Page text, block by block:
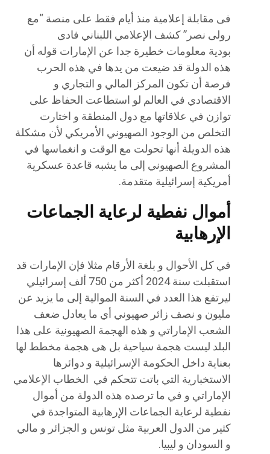
فى مقابلة إعلامية منذ أيام فقط على منصة “مع
رولى نصر” كشف الإعلامي اللبناني فادى
بودية معلومات خطيرة جدا عن الإمارات قوله أن
هذه الدولة قد ضيعت من يدها في هذه الحرب
فرصة أن تكون المركز المالي و التجاري و
الاقتصادي في العالم لو استطاعت الحفاظ على
توازن في علاقاتها مع دول المنطقة و اختارت
التخلص من الوجود الصهيوني الأمريكي لأن مشكلة
هذه الدويلة أنها تحولت مع الوقت و انغماسها في
المشروع الصهيوني إلى ما يشبه قاعدة عسكرية
أمريكية إسرائيلية متقدمة.
أموال نفطية لرعاية الجماعات
الإرهابية
في كل الأحوال و بلغة الأرقام مثلا فإن الإمارات قد
استقبلت سنة 2024 أكثر من 750 ألف إسرائيلي
ليرتفع هذا العدد في السنة الموالية إلى ما يزيد عن
مليون و نصف زائر صهيوني أي ما يعادل ضعف
الشعب الإماراتي و هذه الهجمة الصهيونية على هذا
البلد ليست هجمة سياحية بل هى هجمة مخطط لها
بعناية داخل الحكومة الإسرائيلية و دوائرها
الاستخبارية التي باتت تتحكم في الخطاب الإعلامي
الإماراتي و في ما ترصده هذه الدولة من أموال
نفطية لرعاية الجماعات الإرهابية المتواجدة في
كثير من الدول العربية مثل تونس و الجزائر و مالي
و السودان و ليبيا.